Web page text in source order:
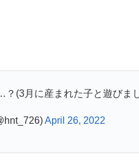
(3月に産まれた子と遊びま
April 26, 2022